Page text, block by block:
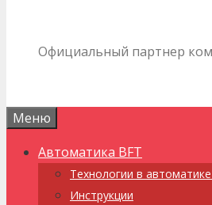
Официальный партнер
Меню
Автоматика BFT
Технологии в
Инструкции